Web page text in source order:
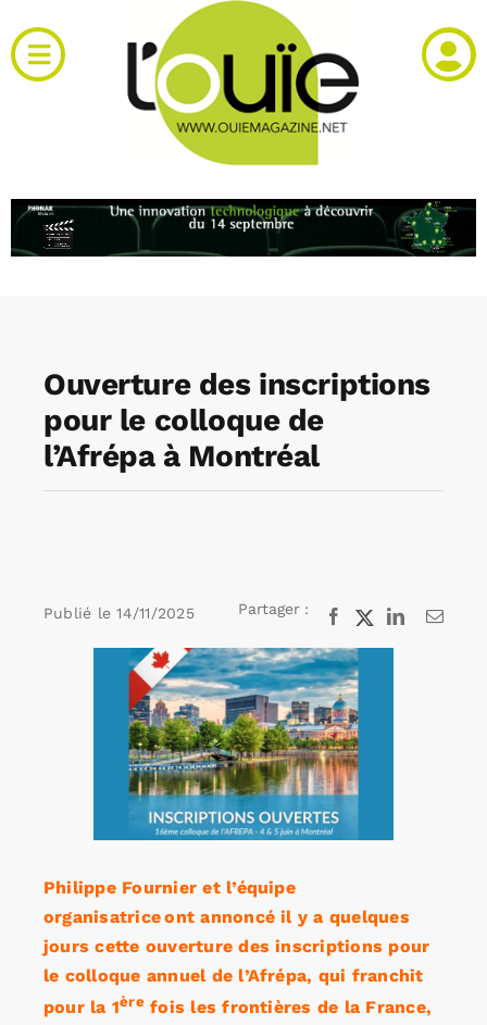
au
contenu
Toggle
Navigation
RH et emploi
Annonces emploi
Ouverture des inscriptions
pour le colloque de
l’Afrépa à Montréal
Publié le 14/11/2025 Partager : Facebook
X LinkedInEmail
Philippe Fournier et l’équipe
organisatrice ont annoncé il y a quelques
jours cette ouverture des inscriptions pour
le colloque annuel de l’Afrépa, qui franchit
pour la 1èrefois les frontières de la France,